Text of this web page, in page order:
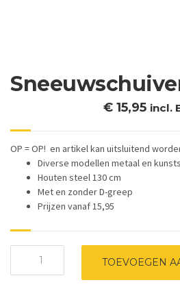
€ 15,95 incl.
OP = OP! en artikel kan uitsluitend
Diverse modellen metaal en
Houten steel 130 cm
Met en zonder D-greep
Prijzen vanaf 15,95
TOEVOEGEN